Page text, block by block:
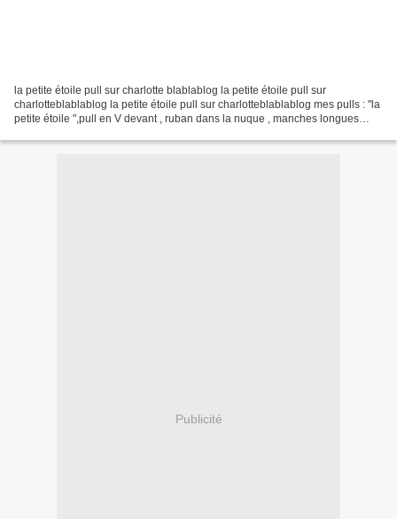
la petite étoile pull sur charlotte blablablog la petite étoile pull sur
charlotteblablablog la petite étoile pull sur charlotteblablablog mes pulls : "la
petite étoile ",pull en V devant , ruban dans la nuque , manches longues
Publicité